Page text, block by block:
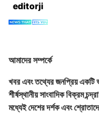
editorji
আমাদের সম্পর্কে
খবর এবং তথ্যের জনপ্রিয়
শীর্ষস্থানীয় সাংবাদিক বিক্রম
মধ্যেই দেশের দর্শক এবং